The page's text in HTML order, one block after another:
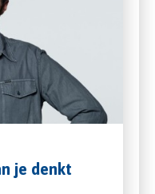
je denkt